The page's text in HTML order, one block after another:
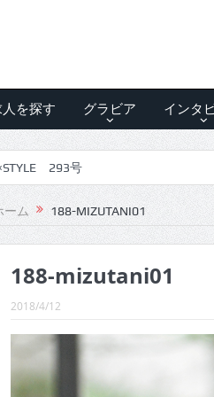
を探す グラビア インタ
293号
292号
291号
290号
289号
288号
287号
286号
ーム 188-MIZUTANI01
188-mizutani01
2018/4/12